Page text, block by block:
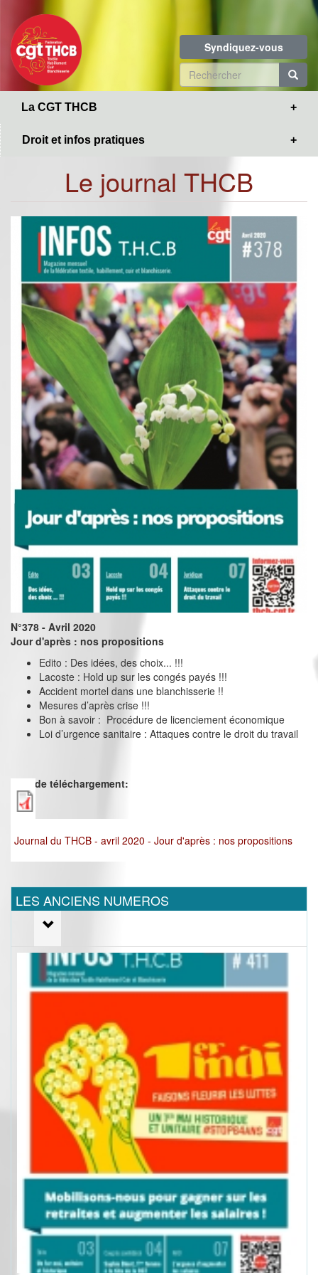
contenu
principal
Syndiquez-vous
Formulaire
de
La CGT THCB
Droit et infos pratiques
Le journal THCB
N°378 - Avril 2020
Jour d'après : nos propositions
Edito : Des idées, des choix... !!!
Lacoste : Hold up sur les congés payés !!!
Accident mortel dans une blanchisserie !!
Mesures d’après crise !!!
Bon à savoir : Procédure de licenciement économique
Loi d’urgence sanitaire : Attaques contre le droit du travail
Lien de téléchargement:
Journal du THCB - avril 2020 - Jour d'après : nos propositions
LES ANCIENS NUMEROS